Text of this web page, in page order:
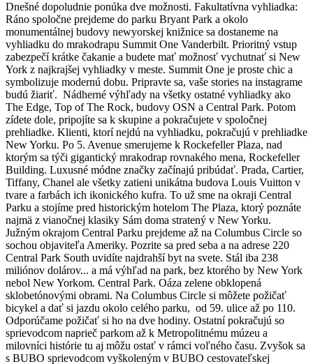
Dnešné dopoludnie ponúka dve možnosti. Fakultatívna vyhliadka:
Ráno spoločne prejdeme do parku Bryant Park a okolo
monumentálnej budovy newyorskej knižnice sa dostaneme na
vyhliadku do mrakodrapu Summit One Vanderbilt. Prioritný vstup
zabezpečí krátke čakanie a budete mať možnosť vychutnať si New
York z najkrajšej vyhliadky v meste. Summit One je proste chic a
symbolizuje modernú dobu. Pripravte sa, vaše stories na instagrame
budú žiariť. Nádherné výhľady na všetky ostatné vyhliadky ako
The Edge, Top of The Rock, budovy OSN a Central Park. Potom
zídete dole, pripojíte sa k skupine a pokračujete v spoločnej
prehliadke. Klienti, ktorí nejdú na vyhliadku, pokračujú v prehliadke
New Yorku. Po 5. Avenue smerujeme k Rockefeller Plaza, nad
ktorým sa týči gigantický mrakodrap rovnakého mena, Rockefeller
Building. Luxusné módne značky začínajú pribúdať. Prada, Cartier,
Tiffany, Chanel ale všetky zatieni unikátna budova Louis Vuitton v
tvare a farbách ich ikonického kufra. To už sme na okraji Central
Parku a stojíme pred historickým hotelom The Plaza, ktorý poznáte
najmä z vianočnej klasiky Sám doma stratený v New Yorku.
Južným okrajom Central Parku prejdeme až na Columbus Circle so
sochou objaviteľa Ameriky. Pozrite sa pred seba a na adrese 220
Central Park South uvidíte najdrahší byt na svete. Stál iba 238
miliónov dolárov... a má výhľad na park, bez ktorého by New York
nebol New Yorkom. Central Park. Oáza zelene obklopená
sklobetónovými obrami. Na Columbus Circle si môžete požičať
bicykel a dať si jazdu okolo celého parku, od 59. ulice až po 110.
Odporúčame požičať si ho na dve hodiny. Ostatní pokračujú so
sprievodcom naprieč parkom až k Metropolitnému múzeu a
milovníci histórie tu aj môžu ostať v rámci voľného času. Zvyšok sa
s BUBO sprievodcom vyškoleným v BUBO cestovateľskej